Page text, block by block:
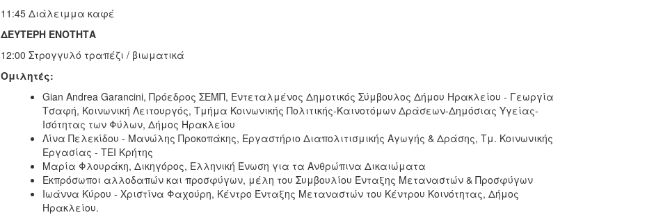
11:45 Διάλειμμα καφέ
ΔΕΥΤΕΡΗ ΕΝΟΤΗΤΑ
12:00 Στρογγυλό τραπέζι / βιωματικά
Ομιλητές:
Gian Andrea Garancini, Πρόεδρος ΣΕΜΠ, Εντεταλμένος Δημοτικός Σύμβουλος Δήμου Ηρακλείου - Γεωργία
Τσαφή, Κοινωνική Λειτουργός, Τμήμα Κοινωνικής Πολιτικής-Καινοτόμων Δράσεων-Δημόσιας Υγείας-
Ισότητας των Φύλων, Δήμος Ηρακλείου
Λίνα Πελεκίδου - Μανώλης Προκοπάκης, Εργαστήριο Διαπολιτισμικής Αγωγής & Δράσης, Τμ. Κοινωνικής
Εργασίας - ΤΕΙ Κρήτης
Μαρία Φλουράκη, Δικηγόρος, Ελληνική Ένωση για τα Ανθρώπινα Δικαιώματα
Εκπρόσωποι αλλοδαπών και προσφύγων, μέλη του Συμβουλίου Ένταξης Μεταναστών & Προσφύγων
Ιωάννα Κύρου - Χριστίνα Φαχούρη, Κέντρο Ένταξης Μεταναστών του Κέντρου Κοινότητας, Δήμος
Ηρακλείου.